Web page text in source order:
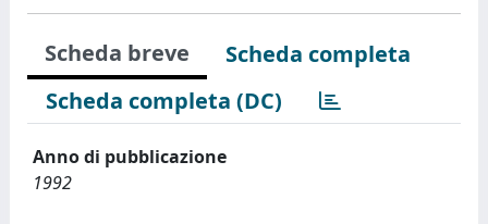
Scheda breve
Scheda completa
Scheda completa (DC)
Anno di pubblicazione
1992